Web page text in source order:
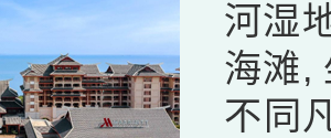
河湿
海滩,
不同